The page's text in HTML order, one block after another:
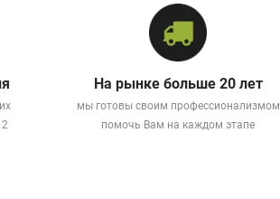
На рынке больше 20 лет
мы готовы своим профессионализмом
помочь Вам на каждом этапе